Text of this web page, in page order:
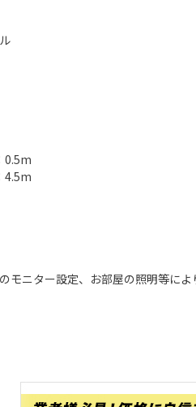
0.5m
4.5m
モニター設定、お部屋の照明等に